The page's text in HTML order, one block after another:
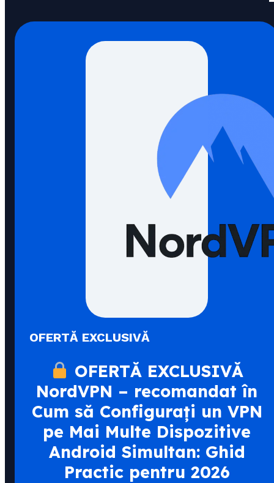
OFERTĂ EXCLUSIVĂ
OFERTĂ EXCLUSIVĂ
NordVPN – recomandat în
Cum să Configurați un VPN
pe Mai Multe Dispozitive
Android Simultan: Ghid
Practic pentru 2026